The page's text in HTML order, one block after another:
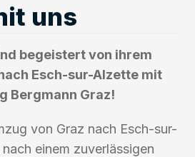
uns
begeistert von ihrem
Esch-sur-Alzette mit
Bergmann Graz!
von Graz nach Esch-sur-
einem zuverlässigen